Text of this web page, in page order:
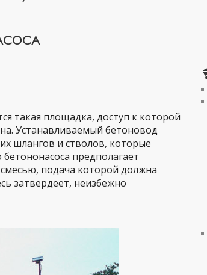
такая площадка, доступ к которой
Устанавливаемый бетоновод
шлангов и стволов, которые
предполагает
подача которой должна
затвердеет, неизбежно